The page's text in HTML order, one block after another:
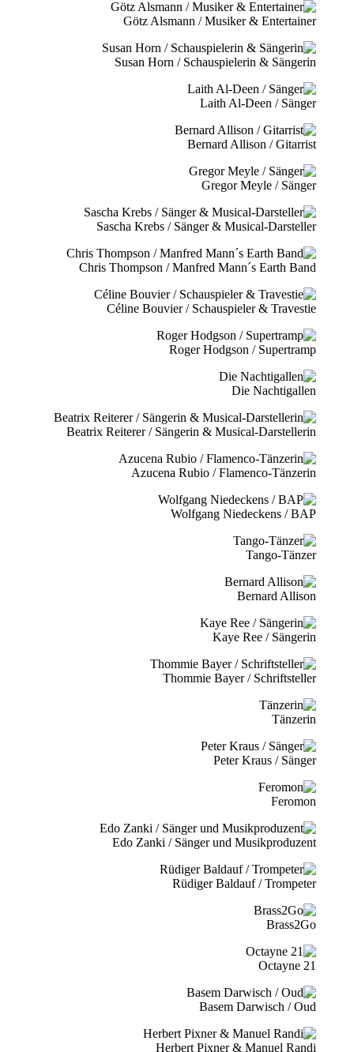
Götz Alsmann / Musiker & Entertainer
Susan Horn / Schauspielerin & Sängerin
Laith Al-Deen / Sänger
Bernard Allison / Gitarrist
Gregor Meyle / Sänger
Sascha Krebs / Sänger & Musical-Darsteller
Chris Thompson / Manfred Mann´s Earth Band
Céline Bouvier / Schauspieler & Travestie
Roger Hodgson / Supertramp
Die Nachtigallen
Beatrix Reiterer / Sängerin & Musical-Darstellerin
Azucena Rubio / Flamenco-Tänzerin
Wolfgang Niedeckens / BAP
Tango-Tänzer
Bernard Allison
Kaye Ree / Sängerin
Thommie Bayer / Schriftsteller
Tänzerin
Peter Kraus / Sänger
Feromon
Edo Zanki / Sänger und Musikproduzent
Rüdiger Baldauf / Trompeter
Brass2Go
21 Octayne
Basem Darwisch / Oud
Herbert Pixner & Manuel Randi